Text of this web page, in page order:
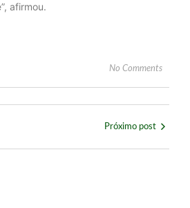
afirmou.
No Comments
Próximo post